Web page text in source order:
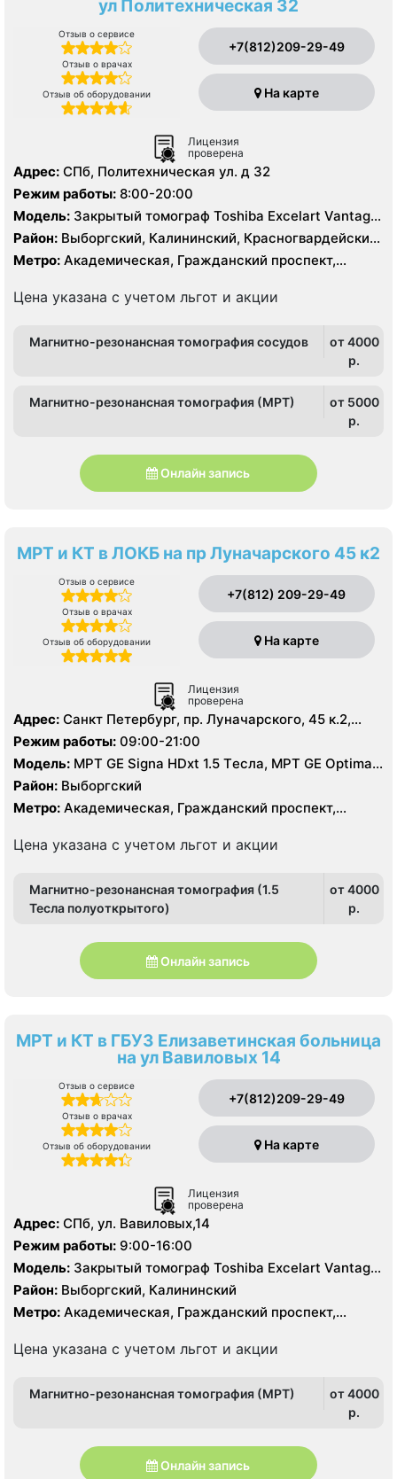
ул Политехническая 32
Отзыв о сервисе
Отзыв о врачах
Отзыв об оборудовании
+7(812)209-29-49
На карте
Лицензия
проверена
Адрес: СПб, Политехническая ул. д 32
Режим работы: 8:00-20:00
Модель: Закрытый томограф Toshiba Excelart Vantage
1.5 Тесла, КТ Toshiba Aquilion 32 среза, КТ Toshiba
Prime 160 срезов
Район: Выборгский, Калининский, Красногвардейский,
Приморский
Метро: Академическая, Гражданский проспект,
Площадь Мужества, Политехническая, Проспект
Просвещения
Цена указана с учетом льгот и акции
Магнитно-резонансная томография сосудов
от 4000
p.
Магнитно-резонансная томография (МРТ)
от 5000
p.
Онлайн запись
МРТ и КТ в ЛОКБ на пр Луначарского 45 к2
Отзыв о сервисе
Отзыв о врачах
Отзыв об оборудовании
+7(812) 209-29-49
На карте
Лицензия
проверена
Адрес: Санкт Петербург, пр. Луначарского, 45 к.2,
литер А
Режим работы: 09:00-21:00
Модель: МРТ GE Signa HDxt 1.5 Tесла, МРТ GE Optima
MR 360 1.5 Tесла, KT GE Optim 64 среза, УЗИ, Рентген
Район: Выборгский
Метро: Академическая, Гражданский проспект,
Цена указана с учетом льгот и акции
Магнитно-резонансная томография (1.5
Тесла полуоткрытого)
от 4000
p.
Онлайн запись
МРТ и КТ в ГБУЗ Елизаветинская больница
на ул Вавиловых 14
Отзыв о сервисе
Отзыв о врачах
Отзыв об оборудовании
+7(812)209-29-49
На карте
Лицензия
проверена
Адрес: СПб, ул. Вавиловых,14
Режим работы: 9:00-16:00
Модель: Закрытый томограф Toshiba Excelart Vantage
Atlas X 1.5 Тесла, КТ Toshiba Aquillion 64 среза, КТ
Toshiba Aquillion 16 срезов
Район: Выборгский, Калининский
Метро: Академическая, Гражданский проспект,
Цена указана с учетом льгот и акции
Магнитно-резонансная томография (МРТ)
от 4000
p.
Онлайн запись